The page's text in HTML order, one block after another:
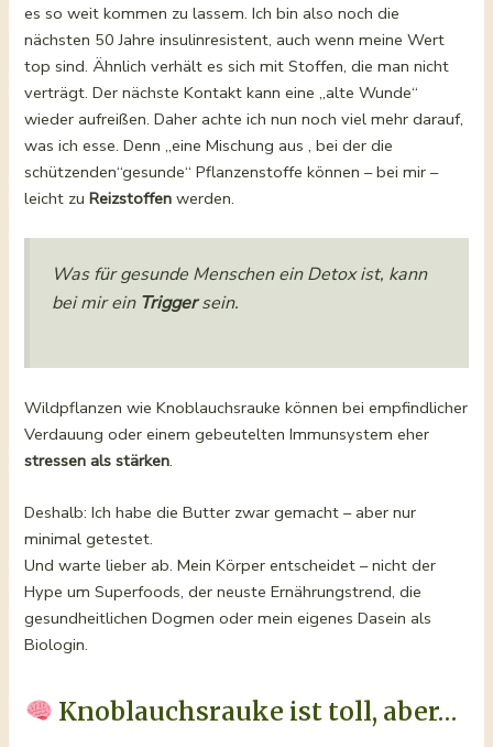
es so weit kommen zu lassem. Ich bin also noch die
nächsten 50 Jahre insulinresistent, auch wenn meine Wert
top sind. Ähnlich verhält es sich mit Stoffen, die man nicht
verträgt. Der nächste Kontakt kann eine „alte Wunde“
wieder aufreißen. Daher achte ich nun noch viel mehr darauf,
was ich esse. Denn „eine Mischung aus , bei der die
schützenden“gesunde“ Pflanzenstoffe können – bei mir –
leicht zuReizstoffen werden.
Was für gesunde Menschen ein Detox ist, kann
bei mir ein Triggersein.
Wildpflanzen wie Knoblauchsrauke können bei empfindlicher
Verdauung oder einem gebeutelten Immunsystem eher
stressen als stärken.
Deshalb: Ich habe die Butter zwar gemacht – aber nur
minimal getestet.
Und warte lieber ab. Mein Körper entscheidet – nicht der
Hype um Superfoods, der neuste Ernährungstrend, die
gesundheitlichen Dogmen oder mein eigenes Dasein als
Biologin.
Knoblauchsrauke ist toll, aber…